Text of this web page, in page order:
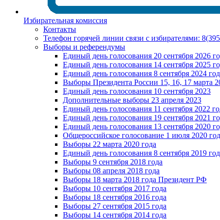
Избирательная комиссия
Контакты
Телефон горячей линии связи с избирателями:
Выборы и референдумы
Единый день голосования 20 сентября 2026
Единый день голосования 14 сентября 2025
Единый день голосования 8 сентября 2024
Выборы Президента России 15, 16, 17 марта
Единый день голосования 10 сентября 2023
Дополнительные выборы 23 апреля 2023
Единый день голосования 11 сентября 2022
Единый день голосования 19 сентября 2021
Единый день голосования 13 сентября 2020
Общероссийское голосование 1 июля 2020
Выборы 22 марта 2020 года
Единый день голосования 8 сентября 2019
Выборы 9 сентября 2018 года
Выборы 08 апреля 2018 года
Выборы 18 марта 2018 года Президент РФ
Выборы 10 сентября 2017 года
Выборы 18 сентября 2016 года
Выборы 27 сентября 2015 года
Выборы 14 сентября 2014 года